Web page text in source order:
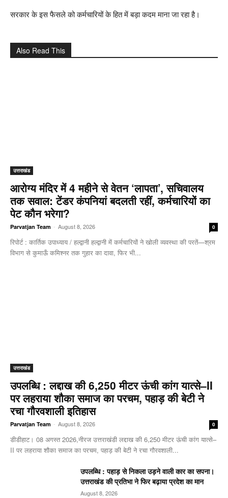
सरकार के इस फैसले को कर्मचारियों के हित में बड़ा कदम माना जा रहा है।
Also Read This
उत्तराखंड
आरोग्य मंदिर में 4 महीने से वेतन ‘लापता’, सचिवालय
तक सवाल: टेंडर कंपनियां बदलती रहीं, कर्मचारियों का
पेट कौन भरेगा?
Parvatjan Team - August 8, 2026 0
रिपोर्ट : कार्तिक उपाध्याय / हल्द्वानी हल्द्वानी में कर्मचारियों ने खोली व्यवस्था की परतें—श्रम
विभाग से कुमाऊँ कमिश्नर तक गुहार का दावा, फिर भी...
उत्तराखंड
उपलब्धि : लद्दाख की 6,250 मीटर ऊंची कांग यात्से–II
पर लहराया शौका समाज का परचम, पहाड़ की बेटी ने
रचा गौरवशाली इतिहास
Parvatjan Team - August 8, 2026 0
डीडीहाट। 08 अगस्त 2026,नीरज उत्तराखंडी लद्दाख की 6,250 मीटर ऊंची कांग यात्से–
II पर लहराया शौका समाज का परचम, पहाड़ की बेटी ने रचा गौरवशाली...
उपलब्धि : पहाड़ से निकला उड़ने वाली कार का सपना।
उत्तराखंड की प्रतिभा ने फिर बढ़ाया प्रदेश का मान
August 8, 2026